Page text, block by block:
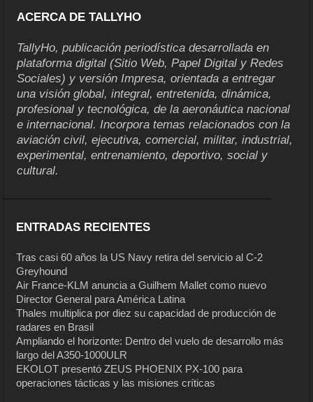
ACERCA DE TALLYHO
TallyHo, publicación periodística desarrollada en
plataforma digital (Sitio Web, Papel Digital y Redes
Sociales) y versión Impresa, orientada a entregar
una visión global, integral, entretenida, dinámica,
profesional y tecnológica, de la aeronáutica nacional
e internacional. Incorpora temas relacionados con la
aviación civil, ejecutiva, comercial, militar, industrial,
experimental, entrenamiento, deportivo, social y
cultural.
ENTRADAS RECIENTES
Tras casi 60 años la US Navy retira del servicio al C-2
Greyhound
Air France-KLM anuncia a Guilhem Mallet como nuevo
Director General para América Latina
Thales multiplica por diez su capacidad de producción de
radares en Brasil
Ampliando el horizonte: Dentro del vuelo de desarrollo más
largo del A350-1000ULR
EKOLOT presentó ZEUS PHOENIX PX-100 para
operaciones tácticas y las misiones críticas